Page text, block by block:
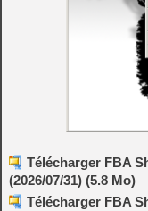
Télécharger FBA
(2026/07/31) (5.8 Mo)
Télécharger FBA